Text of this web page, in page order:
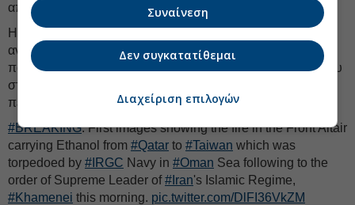
απάντησαν άμεσα για να σχολιάσουν το συμβάν.
Η Σαουδική Αραβία και τα Ηνωμένα Αραβικά Εμιράτα --
αντίπαλοί του Ιράν στην περιοχή-- έχουν δηλώσει στο
παρελθόν ότι επιθέσεις σε περιουσιακά στοιχεία πετρελαίου
στον Κόλπο θέτουν σε κίνδυνο τον παγκόσμιο εφοδιασμό
πετρελαίου και την περιφερειακή ασφάλεια.
#BREAKING: First images showing the fire in the Front Altair
carrying Ethanol from #Qatar to #Taiwan which was
torpedoed by #IRGC Navy in #Oman Sea following to the
order of Supreme Leader of#Iran's Islamic Regime,
#Khamenei this morning. pic.twitter.com/DlFI36VkZM
Συναίνεση
Δεν συγκατατίθεμαι
Διαχείριση επιλογών